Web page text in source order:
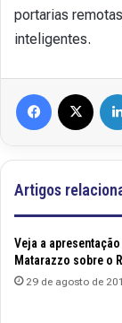
portarias
inteligentes.
Artigos
Veja a
Matarazzo sobre o
29 de agosto de